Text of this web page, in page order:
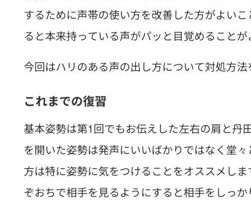
するために声帯の使い方を改善した方がよい
ると本来持っている声がパッと目覚めることが
今回はハリのある声の出し方について対処方法
これまでの復習
基本姿勢は第1回でもお伝えした左右の肩と丹
を開いた姿勢は発声にいいばかりではなく堂
方は特に姿勢に気をつけることをオススメし
ぞおちで相手を見るようにすると相手をしっか